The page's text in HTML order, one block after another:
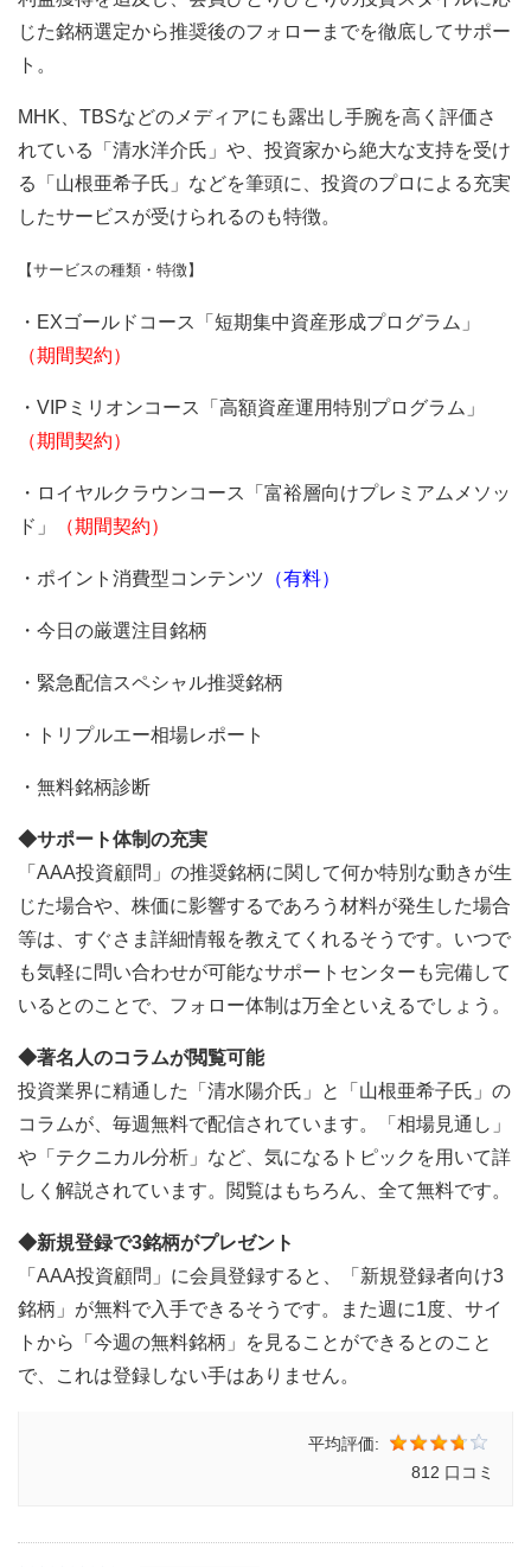
じた銘柄選定から推奨後のフォローまでを徹底してサポー
ト。
MHK、TBSなどのメディアにも露出し手腕を高く評価さ
れている「清水洋介氏」や、投資家から絶大な支持を受け
る「山根亜希子氏」などを筆頭に、投資のプロによる充実
したサービスが受けられるのも特徴。
【サービスの種類・特徴】
・EXゴールドコース「短期集中資産形成プログラム」
（期間契約）
・VIPミリオンコース「高額資産運用特別プログラム」
（期間契約）
・ロイヤルクラウンコース「富裕層向けプレミアムメソッ
ド」
（期間契約）
・ポイント消費型コンテンツ （有料）
・今日の厳選注目銘柄
・緊急配信スペシャル推奨銘柄
・トリプルエー相場レポート
・無料銘柄診断
◆サポート体制の充実
「AAA投資顧問」の推奨銘柄に関して何か特別な動きが生
じた場合や、株価に影響するであろう材料が発生した場合
等は、すぐさま詳細情報を教えてくれるそうです。いつで
も気軽に問い合わせが可能なサポートセンターも完備して
いるとのことで、フォロー体制は万全といえるでしょう。
◆著名人のコラムが閲覧可能
投資業界に精通した「清水陽介氏」と「山根亜希子氏」の
コラムが、毎週無料で配信されています。「相場見通し」
や「テクニカル分析」など、気になるトピックを用いて詳
しく解説されています。閲覧はもちろん、全て無料です。
◆新規登録で3銘柄がプレゼント
「AAA投資顧問」に会員登録すると、「新規登録者向け3
銘柄」が無料で入手できるそうです。また週に1度、サイ
トから「今週の無料銘柄」を見ることができるとのこと
で、これは登録しない手はありません。
平均評価:
812 口コミ